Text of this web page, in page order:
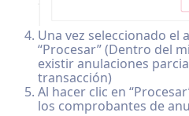
Una vez seleccionado el
“Procesar” (Dentro del
existir anulaciones
transacción)
Al hacer clic en
los comprobantes de